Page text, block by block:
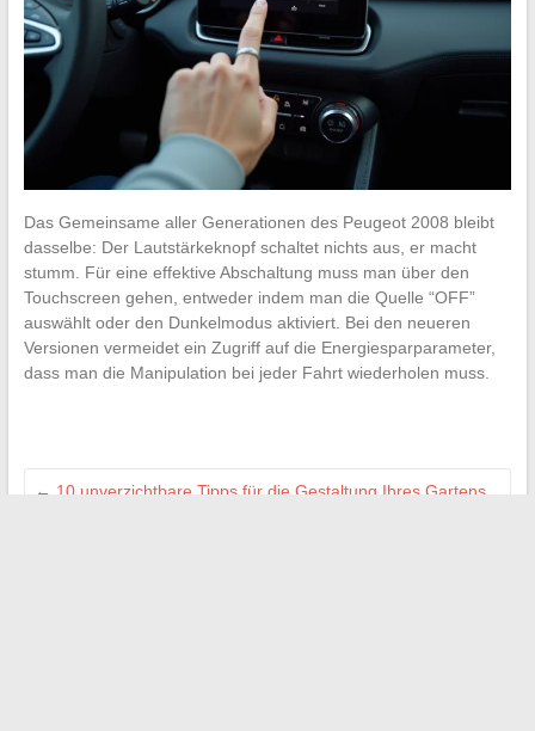
Das Gemeinsame aller Generationen des Peugeot 2008 bleibt
dasselbe: Der Lautstärkeknopf schaltet nichts aus, er macht
stumm. Für eine effektive Abschaltung muss man über den
Touchscreen gehen, entweder indem man die Quelle “OFF”
auswählt oder den Dunkelmodus aktiviert. Bei den neueren
Versionen vermeidet ein Zugriff auf die Energiesparparameter,
dass man die Manipulation bei jeder Fahrt wiederholen muss.
← 10 unverzichtbare Tipps für die Gestaltung Ihres Gartens